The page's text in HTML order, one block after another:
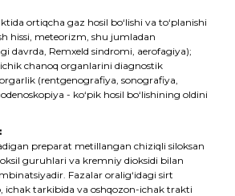
ortiqcha gaz hosil bo‘lishi va to‘planishi
hissi, meteorizm, shu jumladan
davrda, Remxeld sindromi, aerofagiya);
chanoq organlarini diagnostik
(rentgenografiya, sonografiya,
- ko‘pik hosil bo‘lishining oldini
preparat metillangan chiziqli siloksan
guruhlari va kremniy dioksidi bilan
Fazalar oralig‘idagi sirt
tarkibida va oshqozon-ichak trakti